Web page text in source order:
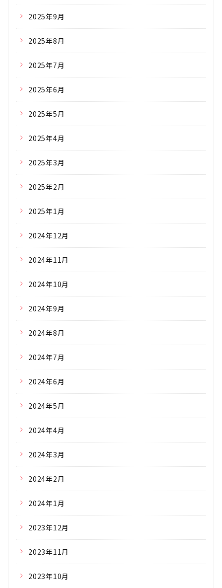
2025年9月
2025年8月
2025年7月
2025年6月
2025年5月
2025年4月
2025年3月
2025年2月
2025年1月
2024年12月
2024年11月
2024年10月
2024年9月
2024年8月
2024年7月
2024年6月
2024年5月
2024年4月
2024年3月
2024年2月
2024年1月
2023年12月
2023年11月
2023年10月